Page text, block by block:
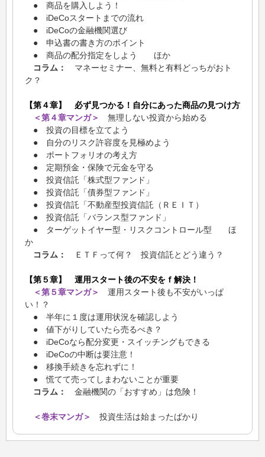
● 商品を購入しよう！
● iDeCoスタートまでの流れ
● iDeCoの金融機関選び
● 申込書の書き方のポイント
● 商品の配分指定をしよう ほか
コラム：
マネーセミナー、無料と有料どっちがおト
ク？
【第４章】 必ず見つかる！自分にあった商品の見つけ方
＜第４章マンガ＞
無理しない投資から始める
● 投資の目標を立てよう
● 自分のリスク許容度を見極めよう
● ポートフォリオの考え方
● 定期預金・保険で元金を守る
● 投資信託「株式型ファンド」
● 投資信託「債券型ファンド」
● 投資信託「不動産型投資信託（ＲＥＩＴ）
● 投資信託「バランス型ファンド」
● ターゲットイヤー型・リスクコントロール型 ほ
か
コラム：
ＥＴＦって何？ 投資信託とどう違う？
【第５章】 運用スタート後の不安をｆ解決！
＜第５章マンガ＞
運用スタート後も不安がいっぱ
い！？
● 半年に１度は運用状況を確認しよう
● 値下がりしていたら売るべき？
● iDeCoなら配分変更・スイッチングもできる
● iDeCoの中断は要注意！
● 移換手続きを忘れずに！
● 慌てて売ってしまわないことが重要
コラム：
金融機関の「おすすめ」は危険！
＜巻末マンガ＞ 投資生活は始まったばかり